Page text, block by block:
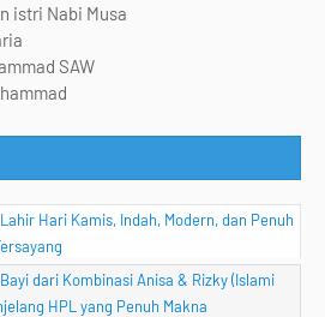
istri Nabi Musa
SAW
Hari Kamis, Indah, Modern, dan Penuh
dari Kombinasi Anisa & Rizky (Islami
HPL yang Penuh Makna